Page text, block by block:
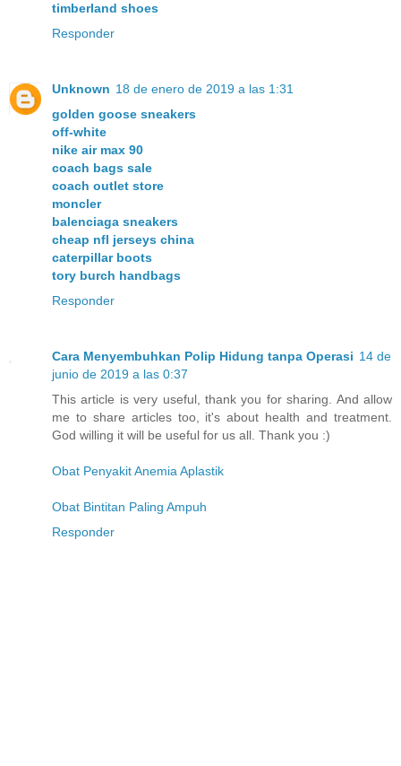
timberland shoes
Responder
Unknown 18 de enero de 2019 a las 1:31
golden goose sneakers
off-white
nike air max 90
coach bags sale
coach outlet store
moncler
balenciaga sneakers
cheap nfl jerseys china
caterpillar boots
tory burch handbags
Responder
Cara Menyembuhkan Polip Hidung tanpa Operasi 14 de
junio de 2019 a las 0:37
This article is very useful, thank you for sharing. And allow
me to share articles too, it's about health and treatment.
God willing it will be useful for us all. Thank you :)
Obat Penyakit Anemia Aplastik
Obat Bintitan Paling Ampuh
Responder